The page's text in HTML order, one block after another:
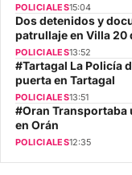
POLICIALES15:04
Dos detenidos y
patrullaje en Villa 20
POLICIALES13:52
#Tartagal La Policía
puerta en Tartagal
POLICIALES13:51
#Oran Transportaba
en Orán
POLICIALES12:35